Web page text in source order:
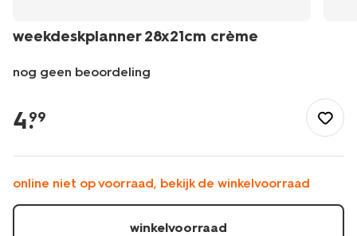
weekdeskplanner 28x21cm crème
nog geen beoordeling
kantoor/agendas/planners/weekdeskplanner-
28x21cm-
14103700.html
4.
99
online niet op voorraad, bekijk de winkelvoorraad
winkelvoorraad